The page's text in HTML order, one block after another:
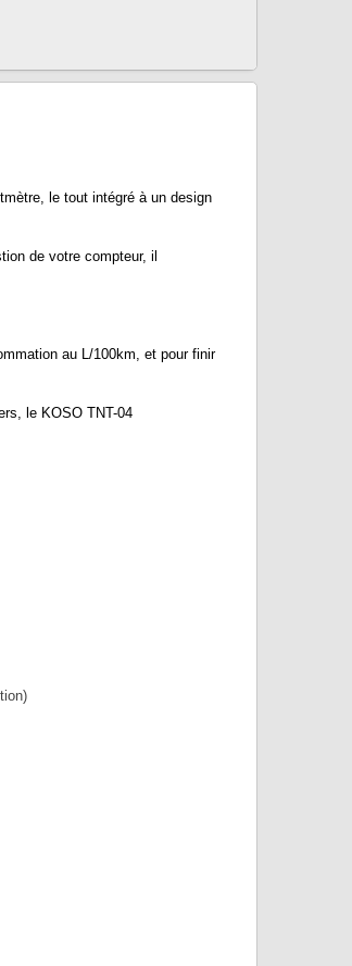
le tout intégré à un design
de votre compteur, il
au L/100km, et pour finir
le KOSO TNT-04